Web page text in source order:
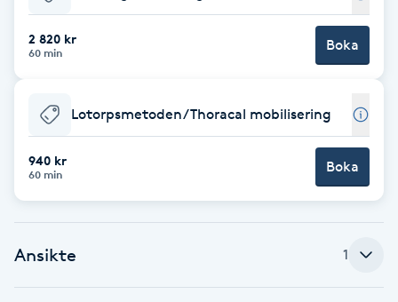
Babylights
Balayage
Barber
2 820 kr
60 min Boka
Lotorpsmetoden/Thoracal mobilisering
940 kr
60 min Boka
Ansikte 1